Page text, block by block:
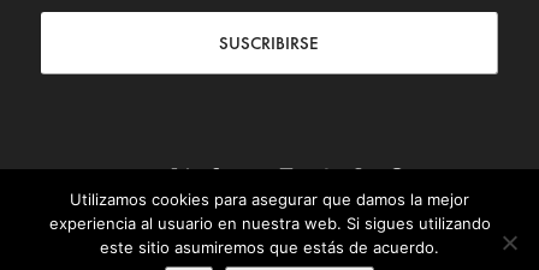
SUSCRIBIRSE
Contacto|Aviso legal| Política de privacidad| Política de
Cookies
Utilizamos cookies para asegurar que damos la mejor
experiencia al usuario en nuestra web. Si sigues utilizando
este sitio asumiremos que estás de acuerdo.